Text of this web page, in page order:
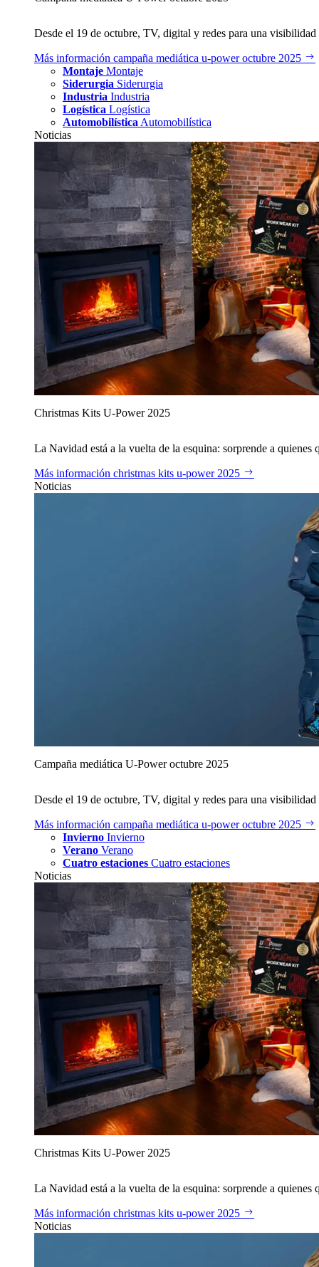
Desde el 19 de octubre, TV, digital y redes para una
Más información campaña mediática u‑power octubre 2025
Montaje Montaje
Siderurgia Siderurgia
Industria Industria
Logística Logística
Automobilística Automobilística
Noticias
Christmas Kits U‑Power 2025
La Navidad está a la vuelta de la esquina: sorprende a
Más información christmas kits u‑power 2025
Noticias
Campaña mediática U‑Power octubre 2025
Desde el 19 de octubre, TV, digital y redes para una
Más información campaña mediática u‑power octubre 2025
Invierno Invierno
Verano Verano
Cuatro estaciones Cuatro estaciones
Noticias
Christmas Kits U‑Power 2025
La Navidad está a la vuelta de la esquina: sorprende a
Más información christmas kits u‑power 2025
Noticias